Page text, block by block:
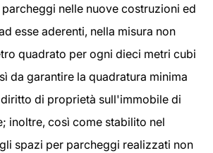
nelle nuove costruzioni ed
esse aderenti, nella misura non
quadrato per ogni dieci metri cubi
da garantire la quadratura minima
di proprietà sull'immobile di
inoltre, così come stabilito nel
spazi per parcheggi realizzati non